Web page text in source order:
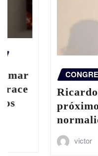
CONGRESO
Ricardo
próximos días
normalidad en
Ago 5,